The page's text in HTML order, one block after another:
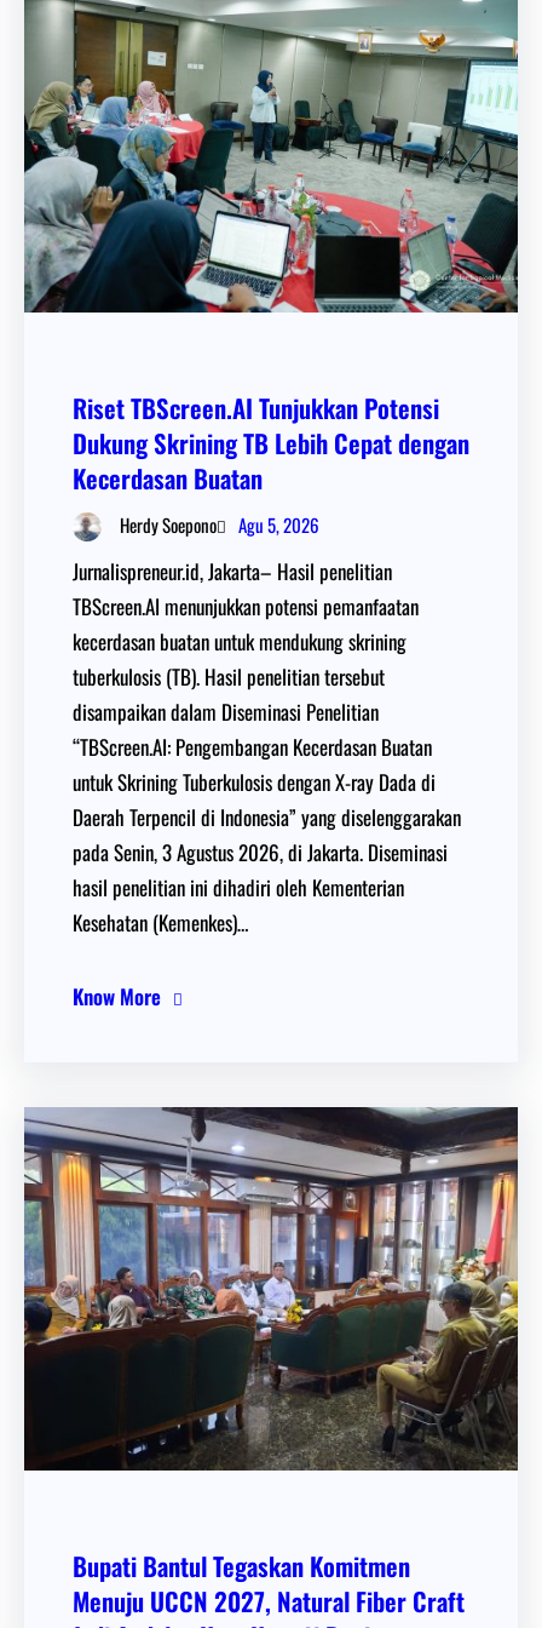
Riset TBScreen.AI Tunjukkan Potensi
Dukung Skrining TB Lebih Cepat dengan
Kecerdasan Buatan
Herdy Soepono Agu 5, 2026
Jurnalispreneur.id, Jakarta– Hasil penelitian
TBScreen.AI menunjukkan potensi pemanfaatan
kecerdasan buatan untuk mendukung skrining
tuberkulosis (TB). Hasil penelitian tersebut
disampaikan dalam Diseminasi Penelitian
“TBScreen.AI: Pengembangan Kecerdasan Buatan
untuk Skrining Tuberkulosis dengan X-ray Dada di
Daerah Terpencil di Indonesia” yang diselenggarakan
pada Senin, 3 Agustus 2026, di Jakarta. Diseminasi
hasil penelitian ini dihadiri oleh Kementerian
Kesehatan (Kemenkes)…
Know More
Bupati Bantul Tegaskan Komitmen
Menuju UCCN 2027, Natural Fiber Craft